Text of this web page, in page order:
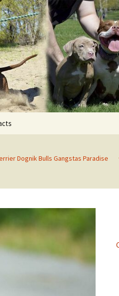
puppies for sale.
Dognik Bulls Gangstas Paradise